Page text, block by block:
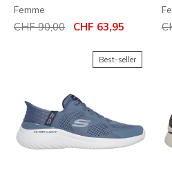
Femme
Prix réduit de
CHF 90,00 CHF 63,95
Best-seller